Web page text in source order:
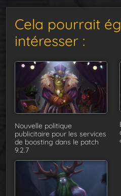
Cela pourrait
intéresser :
Nouvelle politique
publicitaire pour les services
de boosting dans le patch
9.2.7